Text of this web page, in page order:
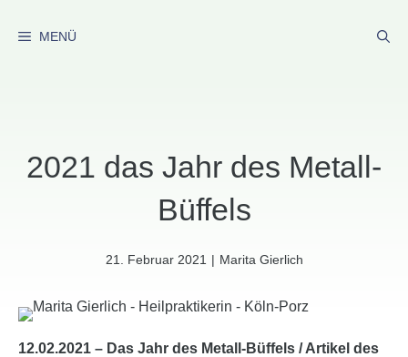
Inhalt
MENÜ
2021 das Jahr des Metall-
Büffels
21. Februar 2021 | Marita Gierlich
12.02.2021 – Das Jahr des Metall-Büffels / Artikel des